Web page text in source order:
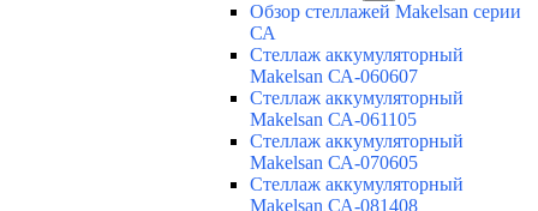
Обзор стеллажей Makelsan серии
СА
Cтеллаж аккумуляторный
Makelsan СА-060607
Cтеллаж аккумуляторный
Makelsan СА-061105
Cтеллаж аккумуляторный
Makelsan СА-070605
Cтеллаж аккумуляторный
Makelsan СА-081408